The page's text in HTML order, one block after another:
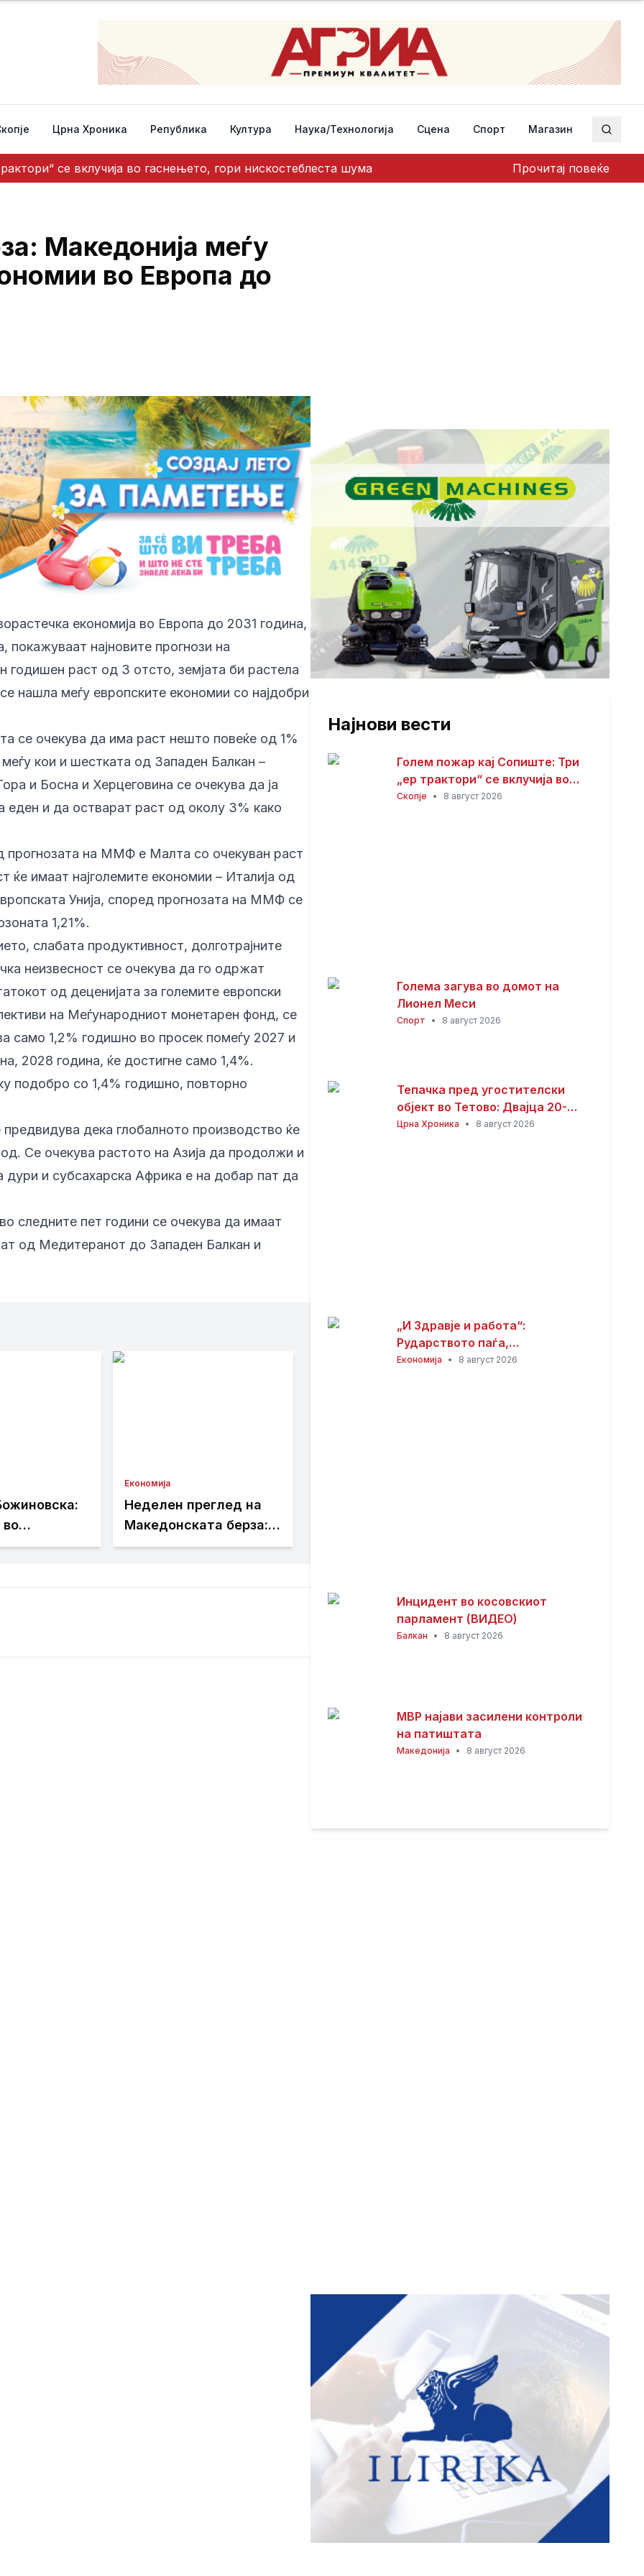
Црна Хроника Република Култура Наука/Технологија Сцена Спорт Магазин
се вклучија во гаснењето, гори нискостеблеста шума Прочитај повеќе
Македонија меѓу
во Европа до
економија во Европа до 2031 година,
најновите прогнози на
раст од 3 отсто, земјата би растела
нашла меѓу европските економии со најдобри
се очекува да има раст нешто повеќе од 1%
кои и шестката од Западен Балкан –
и Босна и Херцеговина се очекува да ја
и да остварат раст од околу 3% како
прогнозата на ММФ е Малта со очекуван раст
ќе имаат најголемите економии – Италија од
Унија, според прогнозата на ММФ се
1,21%.
слабата продуктивност, долготрајните
неизвесност се очекува да го одржат
од деценијата за големите европски
на Меѓународниот монетарен фонд, се
само 1,2% годишно во просек помеѓу 2027 и
2028 година, ќе достигне само 1,4%.
подобро со 1,4% годишно, повторно
дека глобалното производство ќе
Се очекува растото на Азија да продолжи и
и субсахарска Африка е на добар пат да
следните пет години се очекува да имаат
од Медитеранот до Западен Балкан и
мора да
Економија
Неделен преглед на
Македонската берза:
промет од 101,01
најтргувани акциите
Најнови вести
Голем пожар кај Сопиште: Три
„ер трактори“ се вклучија во
гаснењето, гори
Скопје • 8 август 2026
Голема загува во домот на
Лионел Меси
Спорт • 8 август 2026
Тепачка пред угостителски
објект во Тетово: Двајца 20-
годишници избодени со нож,
Црна Хроника • 8 август 2026
„И Здравје и работа“:
Рударството паѓа,
инвестициите стојат –
Економија • 8 август 2026
Инцидент во косовскиот
парламент (ВИДЕО)
Балкан • 8 август 2026
МВР најави засилени контроли
на патиштата
Македонија • 8 август 2026